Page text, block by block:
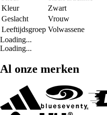
Kleur
Zwart
Geslacht
Vrouw
Leeftijdsgroep Volwassene
Loading...
Loading...
Al onze merken